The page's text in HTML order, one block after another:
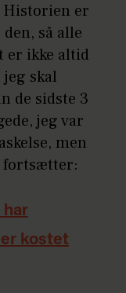
Historien er
så alle
er ikke altid
jeg skal
de sidste 3
jeg var
men
fortsætter:
har
kostet